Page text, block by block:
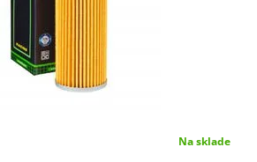
Na sklade